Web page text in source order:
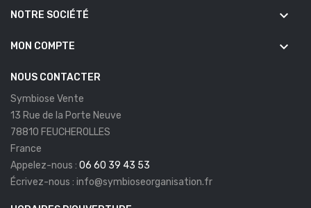
NOTRE SOCIÉTÉ keyboard_arrow_down
MON COMPTE keyboard_arrow_down
NOUS CONTACTER
Symbiose Vente
13 Rue de la Porte Neuve
78810 FEUCHEROLLES
France
Appelez-nous : 06 60 39 43 53
Écrivez-nous : info@symbioseorganisation.fr